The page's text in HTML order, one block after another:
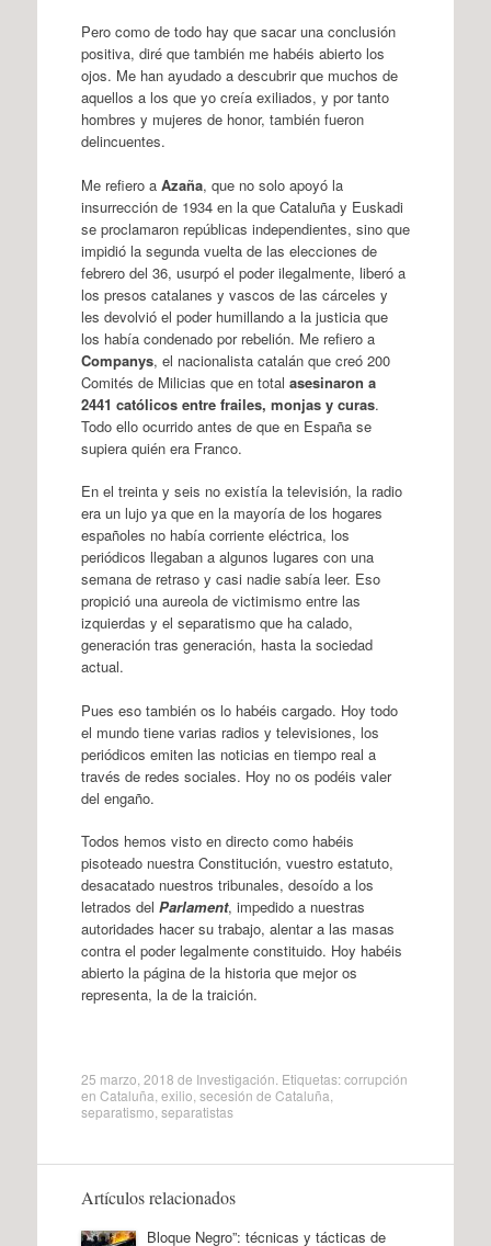
Pero como de todo hay que sacar una conclusión
positiva, diré que también me habéis abierto los
ojos. Me han ayudado a descubrir que muchos de
aquellos a los que yo creía exiliados, y por tanto
hombres y mujeres de honor, también fueron
delincuentes.
Me refiero a Azaña, que no solo apoyó la
insurrección de 1934 en la que Cataluña y Euskadi
se proclamaron repúblicas independientes, sino que
impidió la segunda vuelta de las elecciones de
febrero del 36, usurpó el poder ilegalmente, liberó a
los presos catalanes y vascos de las cárceles y
les devolvió el poder humillando a la justicia que
los había condenado por rebelión. Me refiero a
Companys, el nacionalista catalán que creó 200
Comités de Milicias que en total asesinaron a
2441 católicos entre frailes, monjas y curas.
Todo ello ocurrido antes de que en España se
supiera quién era Franco.
En el treinta y seis no existía la televisión, la radio
era un lujo ya que en la mayoría de los hogares
españoles no había corriente eléctrica, los
periódicos llegaban a algunos lugares con una
semana de retraso y casi nadie sabía leer. Eso
propició una aureola de victimismo entre las
izquierdas y el separatismo que ha calado,
generación tras generación, hasta la sociedad
actual.
Pues eso también os lo habéis cargado. Hoy todo
el mundo tiene varias radios y televisiones, los
periódicos emiten las noticias en tiempo real a
través de redes sociales. Hoy no os podéis valer
del engaño.
Todos hemos visto en directo como habéis
pisoteado nuestra Constitución, vuestro estatuto,
desacatado nuestros tribunales, desoído a los
letrados del Parlament, impedido a nuestras
autoridades hacer su trabajo, alentar a las masas
contra el poder legalmente constituido. Hoy habéis
abierto la página de la historia que mejor os
representa, la de la traición.
25 marzo, 2018 de Investigación . Etiquetas:corrupción
en Cataluña exilio secesión de Cataluña
separatismo separatistas
Artículos relacionados
Bloque Negro”: técnicas y tácticas de